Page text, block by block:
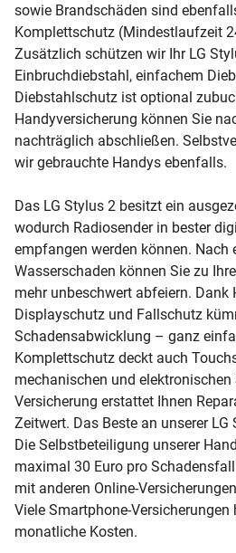
sowie Brandschäden sind
Komplettschutz (Mindestlaufzeit
Zusätzlich schützen wir Ihr LG
Einbruchdiebstahl, einfachem
Diebstahlschutz ist optional
Handyversicherung können Sie
nachträglich abschließen.
wir gebrauchte Handys ebenfalls.
Das LG Stylus 2 besitzt ein
wodurch Radiosender in bester
empfangen werden können. Nach
Wasserschaden können Sie zu
mehr unbeschwert abfeiern.
Displayschutz und Fallschutz
Schadensabwicklung – ganz
Komplettschutz deckt auch
mechanischen und
Versicherung erstattet Ihnen
Zeitwert. Das Beste an unserer LG
Die Selbstbeteiligung unserer
maximal 30 Euro pro
mit anderen Online-
Viele Smartphone-
monatliche Kosten.